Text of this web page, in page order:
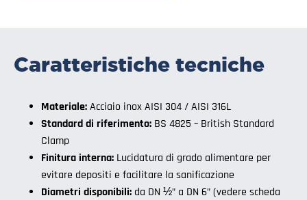
Caratteristiche tecniche
Materiale:Acciaio inox AISI 304 / AISI 316L
Standard di riferimento: BS 4825 – British Standard
Clamp
Finitura interna: Lucidatura di grado alimentare per
evitare depositi e facilitare la sanificazione
Diametri disponibili: da DN ½” a DN 6” (vedere scheda